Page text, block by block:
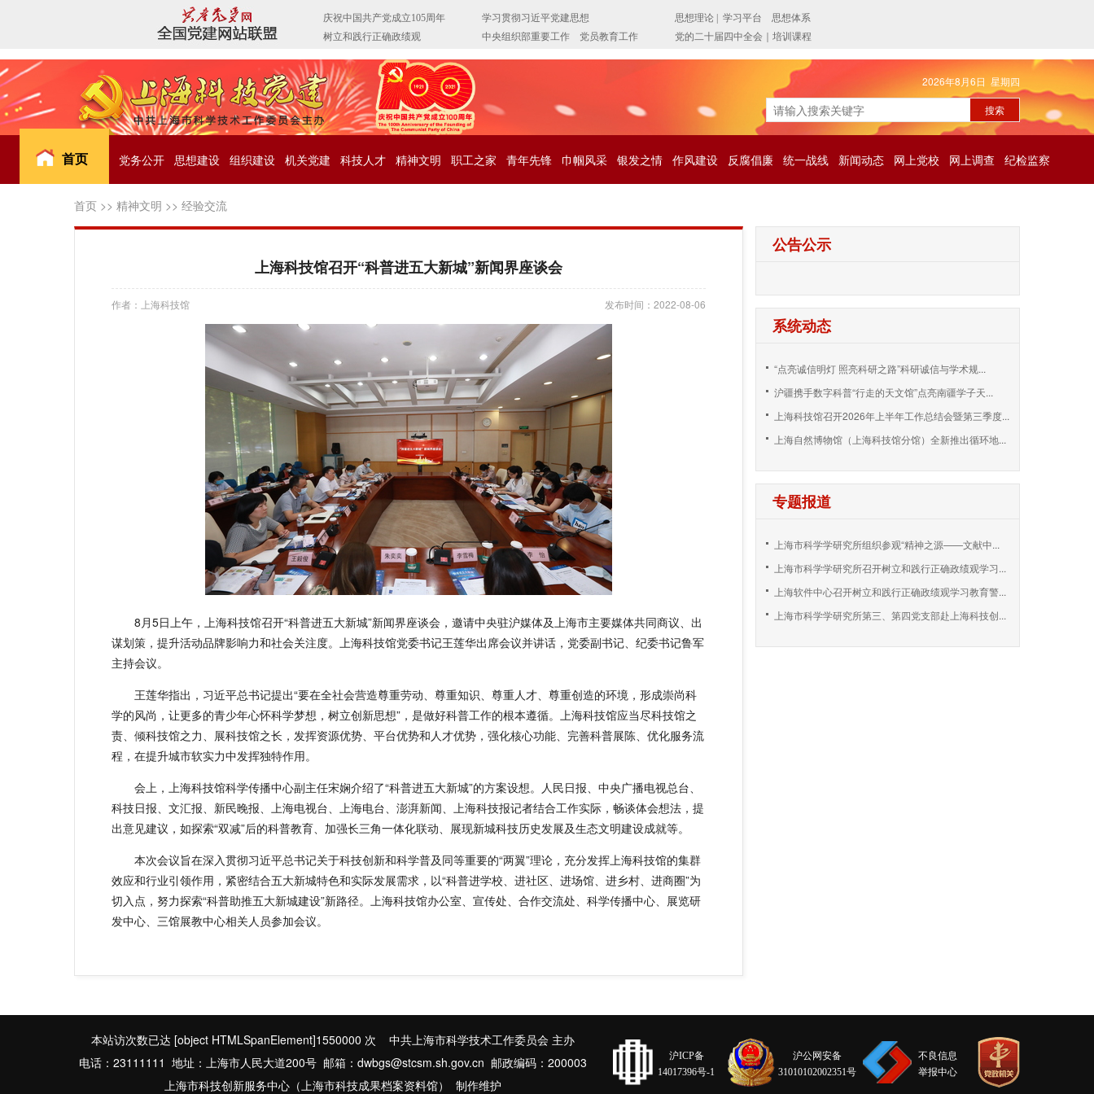
2026年8月6日 星期四
首页 党务公开 思想建设 组织建设 机关党建 科技人才 精神文明 职工之家 青年先锋 巾帼风采 银发之情 作风建设 反腐倡廉 统一战线 新闻动态 网上党校 网上调查 纪检监察
首页 >> 精神文明 >> 经验交流
上海科技馆召开“科普进五大新城”新闻界座谈会
作者：上海科技馆 发布时间：2022-08-06
8月5日上午，上海科技馆召开“科普进五大新城”新闻界座谈会，邀请中央驻沪媒体及上海市主要媒体共同商议、出
谋划策，提升活动品牌影响力和社会关注度。上海科技馆党委书记王莲华出席会议并讲话，党委副书记、纪委书记鲁军
主持会议。
王莲华指出，习近平总书记提出“要在全社会营造尊重劳动、尊重知识、尊重人才、尊重创造的环境，形成崇尚科
学的风尚，让更多的青少年心怀科学梦想，树立创新思想”，是做好科普工作的根本遵循。上海科技馆应当尽科技馆之
责、倾科技馆之力、展科技馆之长，发挥资源优势、平台优势和人才优势，强化核心功能、完善科普展陈、优化服务流
程，在提升城市软实力中发挥独特作用。
会上，上海科技馆科学传播中心副主任宋娴介绍了“科普进五大新城”的方案设想。人民日报、中央广播电视总台、
科技日报、文汇报、新民晚报、上海电视台、上海电台、澎湃新闻、上海科技报记者结合工作实际，畅谈体会想法，提
出意见建议，如探索“双减”后的科普教育、加强长三角一体化联动、展现新城科技历史发展及生态文明建设成就等。
本次会议旨在深入贯彻习近平总书记关于科技创新和科学普及同等重要的“两翼”理论，充分发挥上海科技馆的集群
效应和行业引领作用，紧密结合五大新城特色和实际发展需求，以“科普进学校、进社区、进场馆、进乡村、进商圈”为
切入点，努力探索“科普助推五大新城建设”新路径。上海科技馆办公室、宣传处、合作交流处、科学传播中心、展览研
发中心、三馆展教中心相关人员参加会议。
公告公示
系统动态
“点亮诚信明灯 照亮科研之路”科研诚信与学术规...
沪疆携手数字科普“行走的天文馆”点亮南疆学子天...
上海科技馆召开2026年上半年工作总结会暨第三季度...
上海自然博物馆（上海科技馆分馆）全新推出循环地...
专题报道
上海市科学学研究所组织参观“精神之源——文献中...
上海市科学学研究所召开树立和践行正确政绩观学习...
上海软件中心召开树立和践行正确政绩观学习教育警...
上海市科学学研究所第三、第四党支部赴上海科技创...
不良信息
举报中心
沪公网安备
31010102002351号
沪ICP备
14017396号-1
本站访次数已达 [object HTMLSpanElement]1550000 次 中共上海市科学技术工作委员会 主办
电话：23111111 地址：上海市人民大道200号 邮箱：dwbgs@stcsm.sh.gov.cn 邮政编码：200003
上海市科技创新服务中心（上海市科技成果档案资料馆） 制作维护